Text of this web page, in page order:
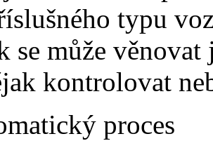
typu
se může
kontrolovat
proces